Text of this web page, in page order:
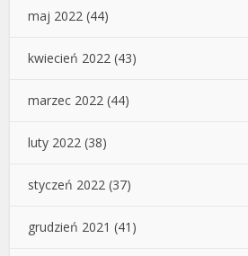
maj 2022 (44)
kwiecień 2022 (43)
marzec 2022 (44)
luty 2022 (38)
styczeń 2022 (37)
grudzień 2021 (41)